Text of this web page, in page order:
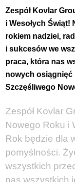
Zespół Kovlar
i Wesołych Świąt!
rokiem nadziei,
i sukcesów we
praca, która nas
nowych osiągnięć
Szczęśliwego
Zespół Kovlar
Nowego Roku i
Rok będzie dla
pomyślności.
wszystkich
nas wszystkich